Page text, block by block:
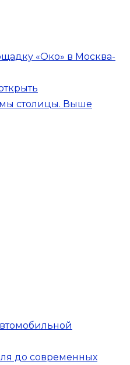
«Око» в Москва-
столицы. Выше
до современных